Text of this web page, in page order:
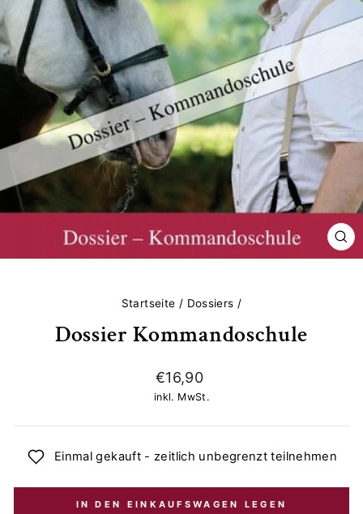
Startseite / Dossiers /
Dossier Kommandoschule
Normaler
Preis
€16,90
inkl. MwSt.
Einmal gekauft - zeitlich unbegrenzt teilnehmen
IN DEN EINKAUFSWAGEN LEGEN